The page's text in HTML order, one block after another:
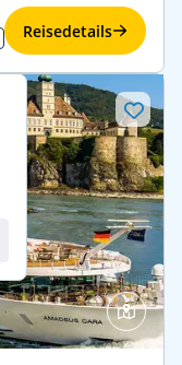
Reisedetails